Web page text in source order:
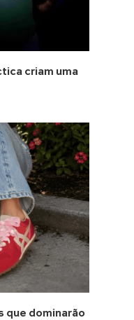
criam uma
que dominarão